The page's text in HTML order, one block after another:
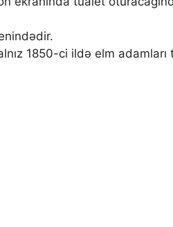
1850-ci ildə elm